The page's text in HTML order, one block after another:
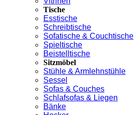
Tische
Esstische
Schreibtische
Sofatische & Couchtische
Spieltische
Beistelltische
Sitzmöbel
Stühle & Armlehnstühle
Sessel
Sofas & Couches
Schlafsofas & Liegen
Bänke